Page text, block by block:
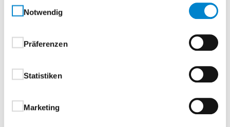
Notwendig
Präferenzen
Statistiken
Marketing
Lackaufbau im hochwertigen Spritzverfahren sorgt
für eine ebenmäßige, brillante Optik – und verleiht
Mehrschichtiger Lackaufbau für
lange Lebensdauer